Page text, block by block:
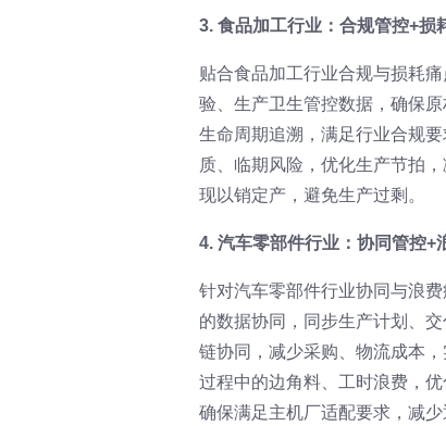
3. 食品加工行业：合规管控+损
贴合食品加工行业合规与损耗
验、生产卫生管控数据，确保
生命周期追溯，满足行业合规
质、临期风险，优化生产节拍
现以销定产，避免生产过剩。
4. 汽车零部件行业：协同管控+
针对汽车零部件行业协同与浪
的数据协同，同步生产计划、
链协同，减少采购、物流成本
过程中的边角料、工时浪费，
确保满足主机厂适配要求，减少